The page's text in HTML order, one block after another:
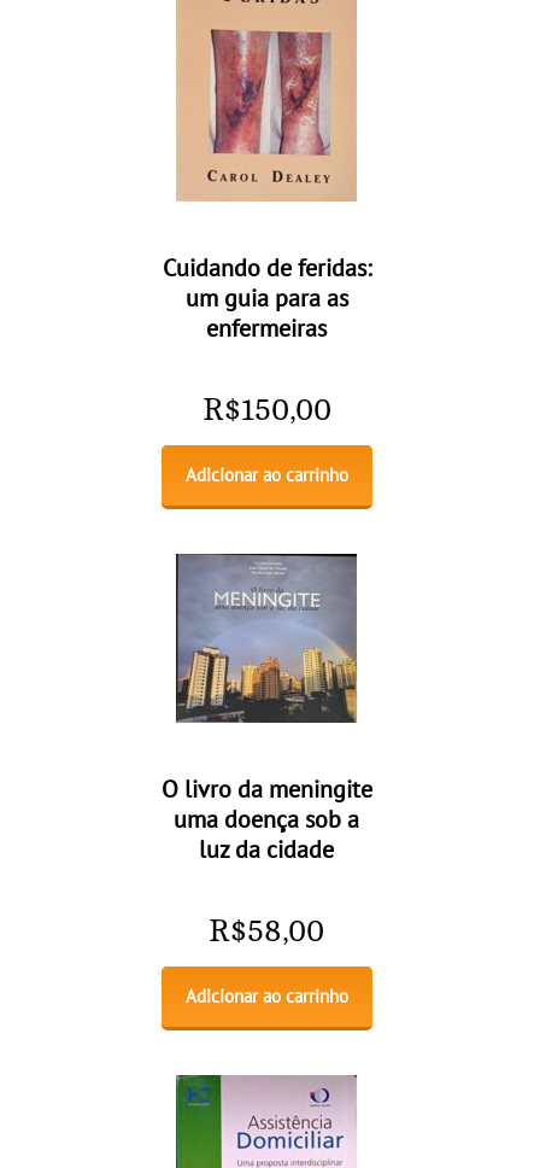
Cuidando de feridas:
um guia para as
enfermeiras
R$150,00
Adicionar ao carrinho
O livro da meningite
uma doença sob a
luz da cidade
R$58,00
Adicionar ao carrinho